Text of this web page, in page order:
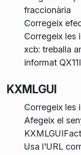
fraccionària
Corregeix
Corregeix les
xcb: treballa
informat
KXMLGUI
Corregeix les
Afegeix el
Usa l'URL